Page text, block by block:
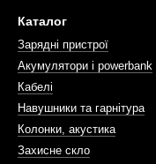
Каталог
Зарядні пристрої
Акумулятори і powerbank
Кабелі
Навушники та гарнітура
Колонки, акустика
Захисне скло